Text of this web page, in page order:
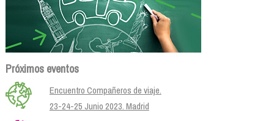
Próximos eventos
Encuentro Compañeros de viaje.
23-24-25 Junio 2023. Madrid